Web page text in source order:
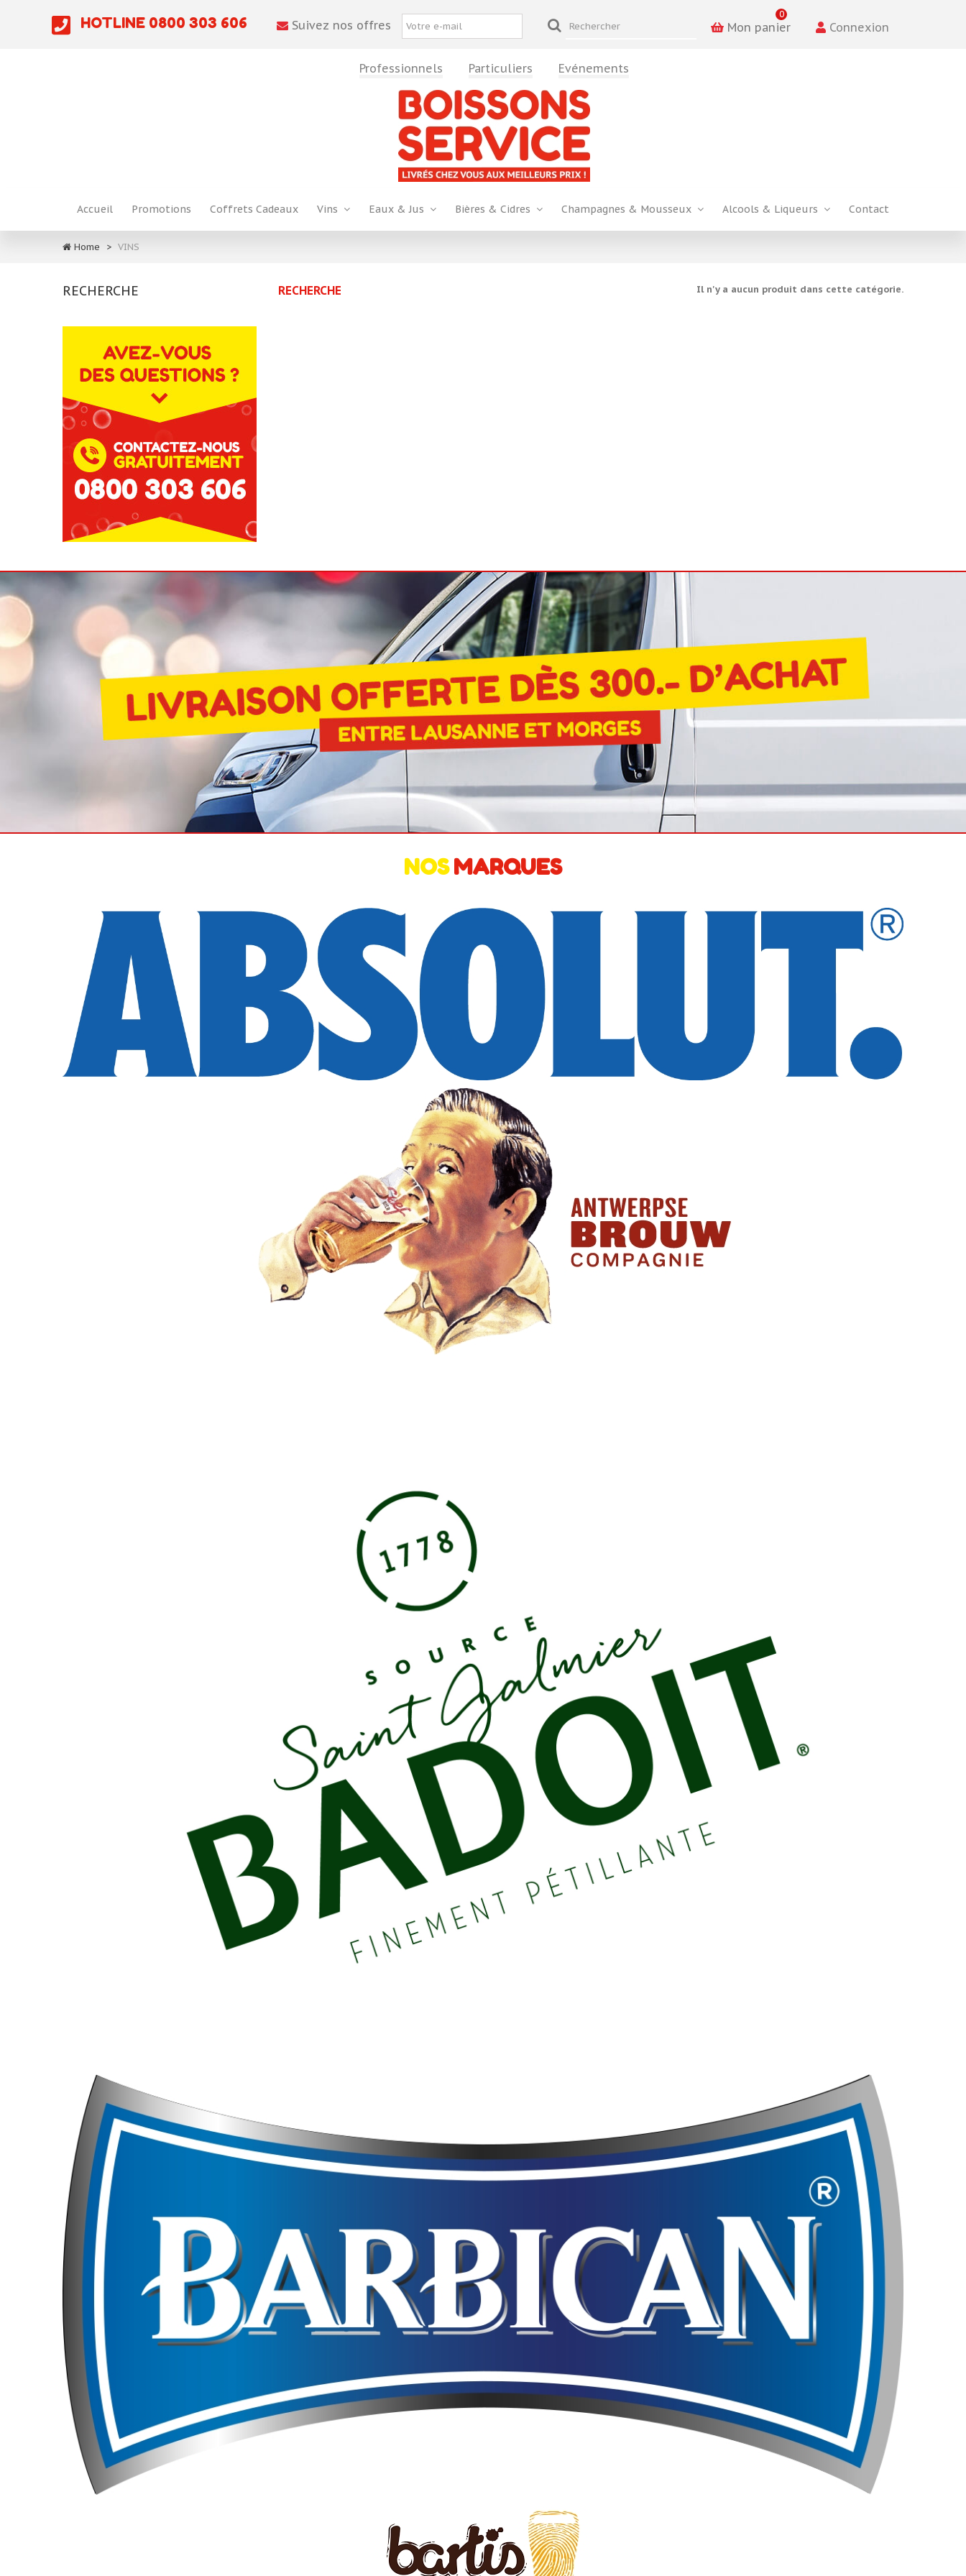
Connexion
Mon panier
0
HOTLINE 0800 303 606 Suivez nos offres
Professionnels Particuliers Evénements
Accueil Promotions Coffrets Cadeaux Vins Eaux & Jus Bières & Cidres Champagnes & Mousseux Alcools & Liqueurs Contact
Home > VINS
RECHERCHE RECHERCHE Il n'y a aucun produit dans cette catégorie.
NOSMARQUES